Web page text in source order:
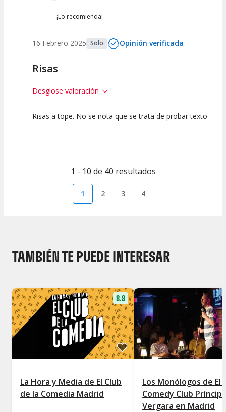
¡Lo recomienda!
16 Febrero 2025 Solo Opinión verificada
Risas
Desglose valoración
10
Espectáculo
10
Escena
10
artística
Risas a tope. No se nota que se trata de probar texto
1 - 10 de 40 resultados
1 2 3 4
TAMBIÉN TE PUEDE INTERESAR
8.8
La Hora y Media de El Club
de la Comedia Madrid
Los Monólogos de El
Comedy Club
Vergara en Madrid